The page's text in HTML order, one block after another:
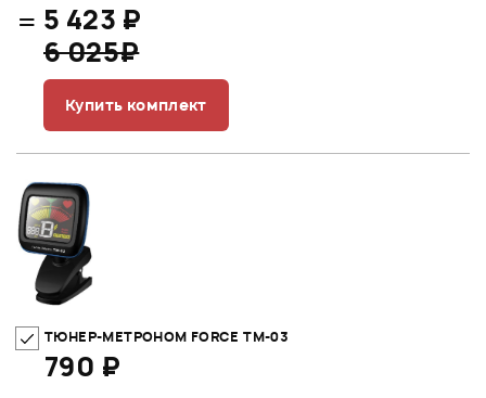
= 5 423 ₽
6 025₽
Купить комплект
ТЮНЕР-МЕТРОНОМ FORCE TM-03
790 ₽